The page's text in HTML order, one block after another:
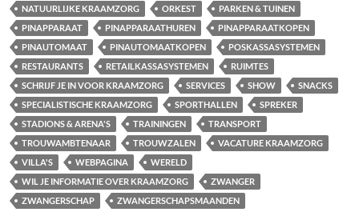
NATUURLIJKE KRAAMZORG
ORKEST
PARKEN & TUINEN
PINAPPARAAT
PINAPPARAATHUREN
PINAPPARAATKOPEN
PINAUTOMAAT
PINAUTOMAATKOPEN
POSKASSASYSTEMEN
RESTAURANTS
RETAILKASSASYSTEMEN
RUIMTES
SCHRIJF JE IN VOOR KRAAMZORG
SERVICES SHOW
SNACKS
SPECIALISTISCHE KRAAMZORG
SPORTHALLEN
SPREKER
STADIONS & ARENA'S
TRAININGEN
TRANSPORT
TROUWAMBTENAAR
TROUWZALEN
VACATURE KRAAMZORG
VILLA'S
WEBPAGINA
WERELD
WIL JE INFORMATIE OVER KRAAMZORG
ZWANGER
ZWANGERSCHAP
ZWANGERSCHAPSMAANDEN